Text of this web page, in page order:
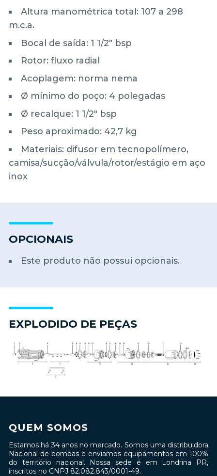
Altura manométrica total: 107 a 298
m.c.a.
Bocal de saída: 1 1/2" bsp
Rotor: fluxo radial
Acoplagem: norma nema
Ø mínimo do poço: 4 polegadas
Ø recalque: 1 1/2" bsp
Peso aproximado: 42,7 kg
Materiais: difusor em tecnopolímero,
camisa/sucção/válvula/rotor/estágio em aço
inox
OPCIONAIS
Este produto não possui opcionais.
EXPLODIDO DE PEÇAS
QUEM SOMOS
Estamos há 34 anos no mercado. Somos uma distribuidora
Nacional de bombas e enviamos equipamentos em 100%
do território nacional. Nossa sede é em Londrina PR,
inscritos no CNPJ 82.082.843/0001-49.